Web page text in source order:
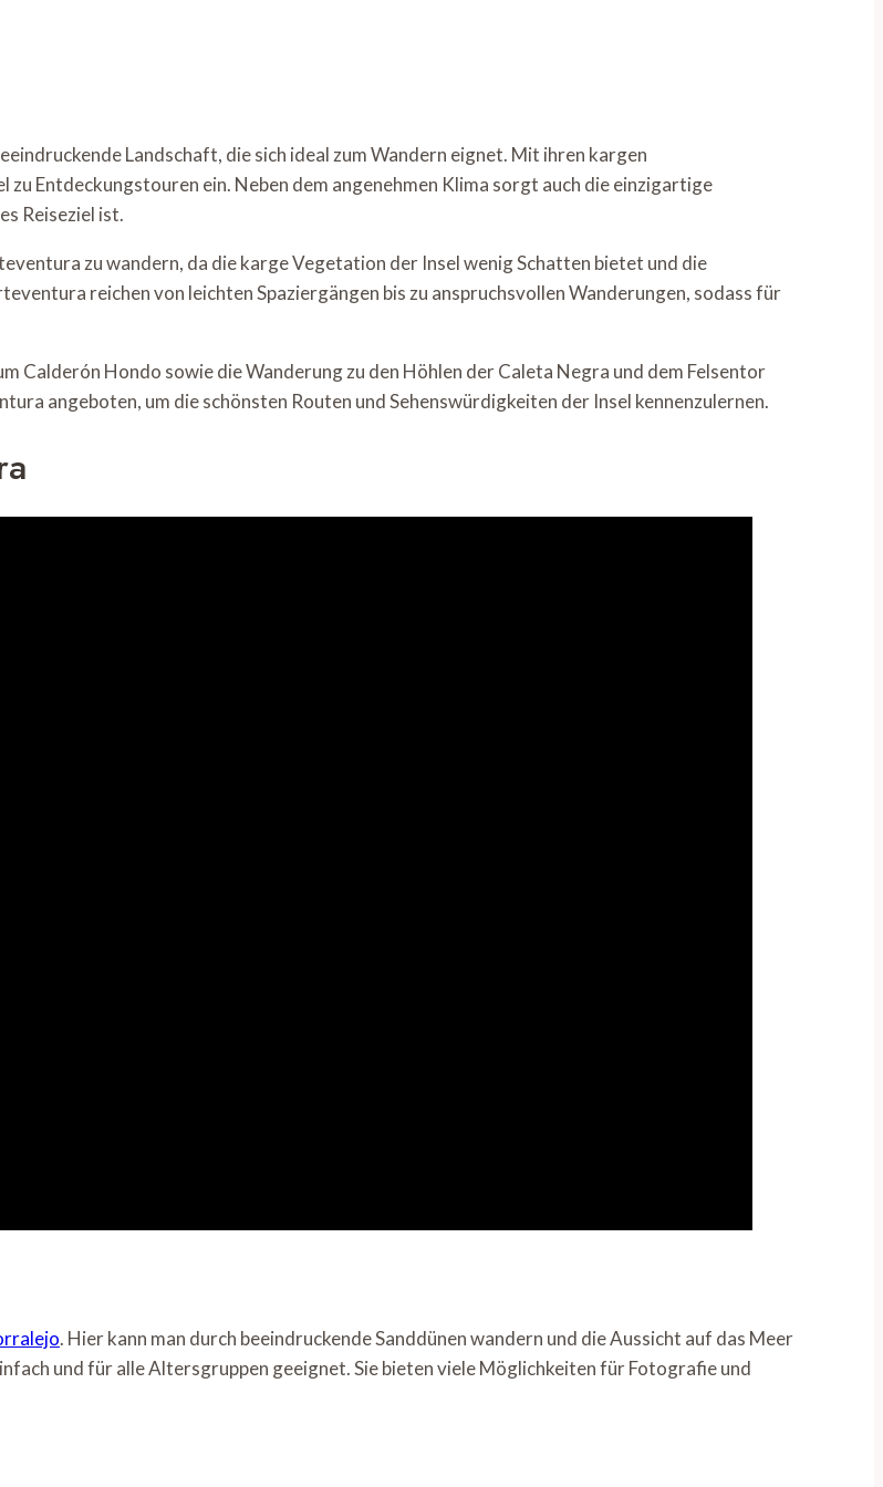
Landschaft, die sich ideal zum Wandern eignet. Mit ihren kargen
Entdeckungstouren ein. Neben dem angenehmen Klima sorgt auch die einzigartige
Reiseziel ist.
zu wandern, da die karge Vegetation der Insel wenig Schatten bietet und die
reichen von leichten Spaziergängen bis zu anspruchsvollen Wanderungen, sodass für
Calderón Hondo sowie die Wanderung zu den Höhlen der Caleta Negra und dem Felsentor
angeboten, um die schönsten Routen und Sehenswürdigkeiten der Insel kennenzulernen.
. Hier kann man durch beeindruckende Sanddünen wandern und die Aussicht auf das Meer
und für alle Altersgruppen geeignet. Sie bieten viele Möglichkeiten für Fotografie und